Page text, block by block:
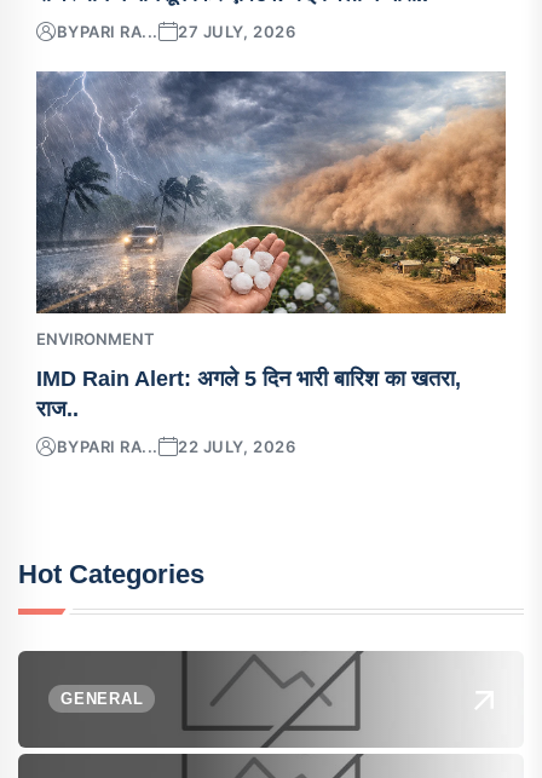
BYPARI RA... 27 JULY, 2026
ENVIRONMENT
IMD Rain Alert: अगले 5 दिन भारी बारिश का खतरा,
राज..
BYPARI RA... 22 JULY, 2026
Hot Categories
GENERAL